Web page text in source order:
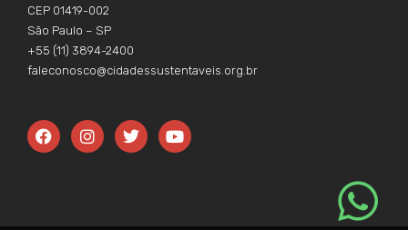
CEP 01419-002
São Paulo – SP
+55 (11) 3894-2400
faleconosco@cidadessustentaveis.org.br
F
a
c
o
I
n
s
r
T
w
i
r
Y
o
u
e